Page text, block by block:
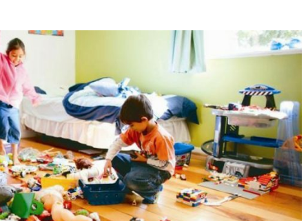
Buletin
Inspirasi
Bilik Air
Bilik Tidur
Ruang Makan
Ruang Tamu
Direktori
Interior Design
Landskap